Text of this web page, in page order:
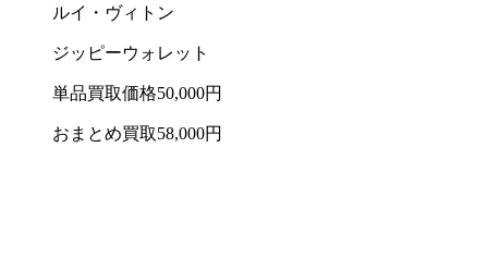
ルイ・ヴィトン
ジッピーウォレット
単品買取価格50,000円
おまとめ買取58,000円